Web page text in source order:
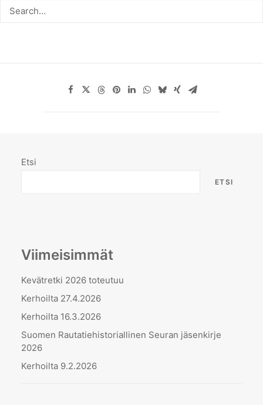
Kerhoilta 22.3.2021 on peruttu
Etsi
ETSI
Viimeisimmät
Kevätretki 2026 toteutuu
Kerhoilta 27.4.2026
Kerhoilta 16.3.2026
Suomen Rautatiehistoriallinen Seuran jäsenkirje
2026
Kerhoilta 9.2.2026